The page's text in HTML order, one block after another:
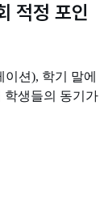
적정 포인
션), 학기 말에
학생들의 동기가